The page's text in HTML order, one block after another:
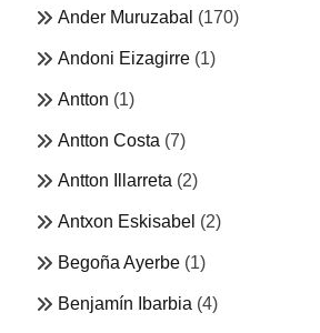
Ander Muruzabal (170)
Andoni Eizagirre (1)
Antton (1)
Antton Costa (7)
Antton Illarreta (2)
Antxon Eskisabel (2)
Begoña Ayerbe (1)
Benjamín Ibarbia (4)